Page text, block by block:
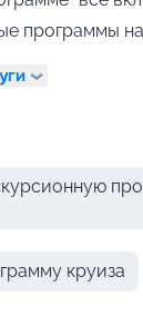
программы
круиза